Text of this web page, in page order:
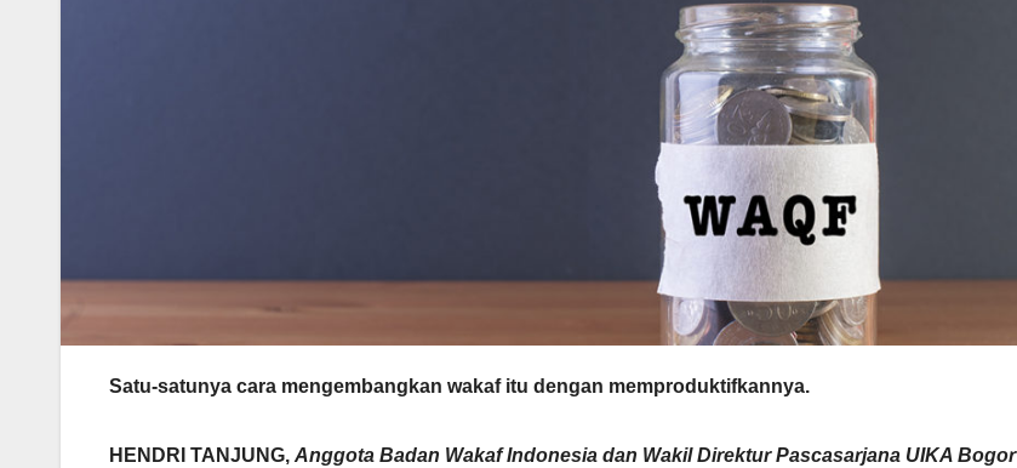
Satu-satunya cara mengembangkan wakaf itu dengan memproduktifkannya.
HENDRI TANJUNG, Anggota Badan Wakaf Indonesia dan Wakil Direktur Pascasarjana UIKA Bogor